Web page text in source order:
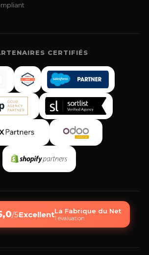
CERTIFIÉS
/5ExcellentLa Fabrique du Net
1 évaluation